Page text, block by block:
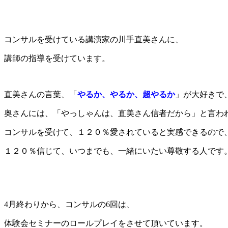
コンサルを受けている講演家の川手直美さんに、
講師の指導を受けています。
直美さんの言葉、「 やるか、やるか、超やるか」が大好きで、
奥さんには、「やっしゃんは、直美さん信者だから」と言わ
コンサルを受けて、１２０％愛されていると実感できるので、
１２０％信じて、いつまでも、一緒にいたい尊敬する人です。
4月終わりから、コンサルの6回は、
体験会セミナーのロールプレイをさせて頂いています。